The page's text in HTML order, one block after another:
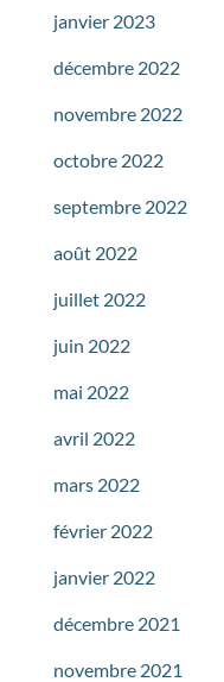
janvier 2023
décembre 2022
novembre 2022
octobre 2022
septembre 2022
août 2022
juillet 2022
juin 2022
mai 2022
avril 2022
mars 2022
février 2022
janvier 2022
décembre 2021
novembre 2021